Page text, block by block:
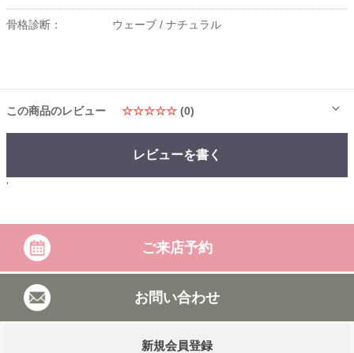
骨格診断： ウェーブ / ナチュラル
この商品のレビュー ☆☆☆☆☆ (0)
レビューを書く
'
ご来店予約
お問い合わせ
新規会員登録